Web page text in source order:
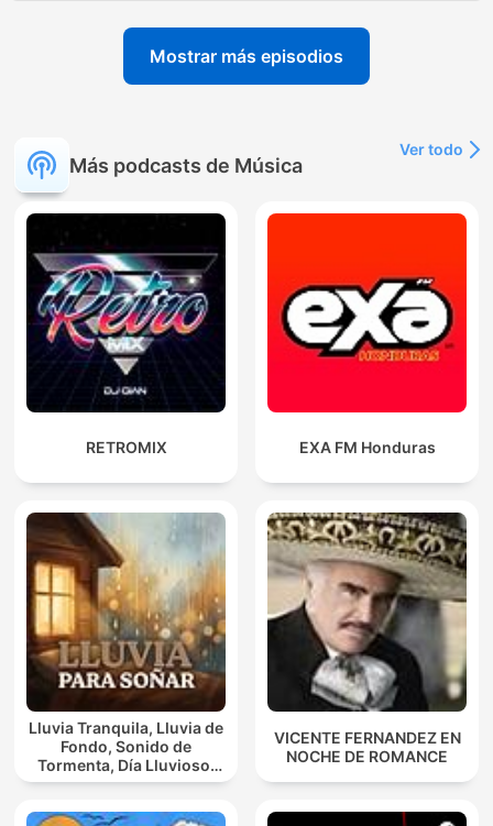
Mostrar más episodios
Más podcasts de Música
Ver todo
RETROMIX EXA FM Honduras
Lluvia Tranquila, Lluvia de
Fondo, Sonido de
Tormenta, Día Lluvioso,
Lluvia Para Soñar
VICENTE FERNANDEZ EN
NOCHE DE ROMANCE